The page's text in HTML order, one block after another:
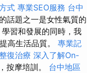
式 專業SEO服務 台中
話題之一是女性氣質的
習和發展的同時，我
高生活品質。 專業記
復治療 深入了解On-
按摩培訓。 台中地區